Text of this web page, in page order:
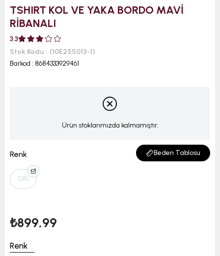
TSHIRT KOL VE YAKA BORDO MAVİ
RİBANALI
3.3
Stok Kodu
(10E25S013-1)
Barkod : 8684333929461
Ürün stoklarımızda kalmamıştır.
Renk Beden Tablosu
GRİ
₺899,99
Renk